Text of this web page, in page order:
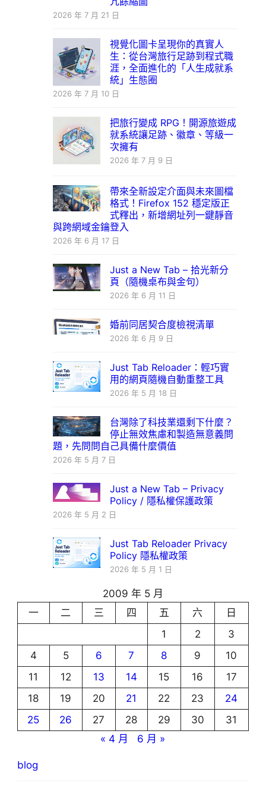
2026 年 7 月 21 日
視覺化圖卡呈現你的真實人
生：從台灣旅行足跡到程式職
涯，全面進化的「人生成就系
統」生態圈
2026 年 7 月 10 日
把旅行變成 RPG！開源旅遊成
就系統讓足跡、徽章、等級一
次擁有
2026 年 7 月 9 日
帶來全新設定介面與未來圖檔
格式！Firefox 152 穩定版正
式釋出，新增網址列一鍵靜音
與跨網域金鑰登入
2026 年 6 月 17 日
Just a New Tab – 拾光新分
頁（隨機桌布與金句）
2026 年 6 月 11 日
婚前同居契合度檢視清單
2026 年 6 月 9 日
Just Tab Reloader：輕巧實
用的網頁隨機自動重整工具
2026 年 5 月 18 日
台灣除了科技業還剩下什麼？
停止無效焦慮和製造無意義問
題，先問問自己具備什麼價值
2026 年 5 月 7 日
Just a New Tab – Privacy
Policy / 隱私權保護政策
2026 年 5 月 2 日
Just Tab Reloader Privacy
Policy 隱私權政策
2026 年 5 月 1 日
2009 年 5 月
一
二 三 四 五 六
日
1
2
3
4
5 6 7 8 9
10
11
12 13 14 15 16
17
18
19 20 21 22 23
24
25
26 27 28 29 30
31
« 4 月
6 月 »
blog